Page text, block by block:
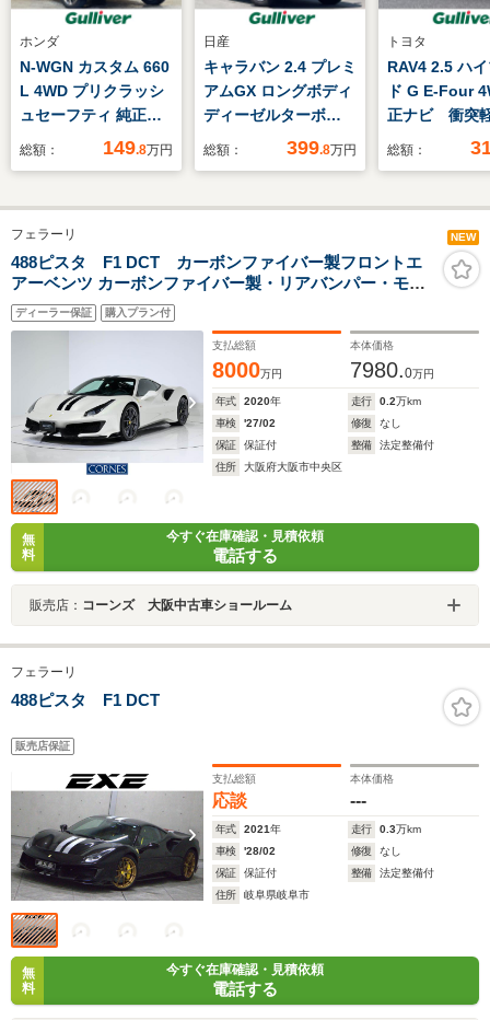
ホンダ
N-WGN カスタム 660
L 4WD プリクラッシ
ュセーフティ 純正ナ
総額： 149.8万円
日産
キャラバン 2.4 プレミ
アムGX ロングボディ
ディーゼルターボ
4WD 4WD/禁煙/社外
前席シートヒーター/
タルインナーミラー/
ドライブレコーダー/
ーラー
総額： 399.8万円
トヨタ
RAV4 2.5 ハ
ド G E-Four
正ナビ 衝突
ックカメラ
ーダークルー
ロール レー
アシスト コ
ンサー前後
ックハイビー
総額：
フェラーリ NEW
488ピスタ F1 DCT カーボンファイバー製フロントエ
アーベンツ カーボンファイバー製・リアバンパー・モー
ルディング カーボンファイバー製アウターシルカバー レ
ーシング・ストライプ(Blu America)
ディーラー保証 購入プラン付
支払総額
8000万円
本体価格
7980.0万円
年式 2020年 走行 0.2万km
車検
'27/02 修復
なし
保証
保証付 整備
法定整備付
住所
大阪府大阪市中央区
無
料
今すぐ在庫確認・見積依頼
電話する
販売店： コーンズ 大阪中古車ショールーム
フェラーリ
488ピスタ F1 DCT
販売店保証
支払総額
応談
本体価格
---
年式 2021年 走行 0.3万km
車検
'28/02 修復
なし
保証
保証付 整備
法定整備付
住所
岐阜県岐阜市
無
料
今すぐ在庫確認・見積依頼
電話する